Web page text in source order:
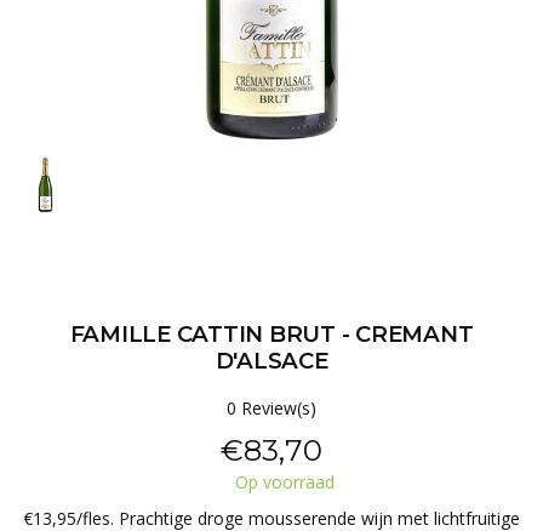
FAMILLE CATTIN BRUT - CREMANT
D'ALSACE
0 Review(s)
€83,70
Op voorraad
€13,95/fles. Prachtige droge mousserende wijn met lichtfruitige